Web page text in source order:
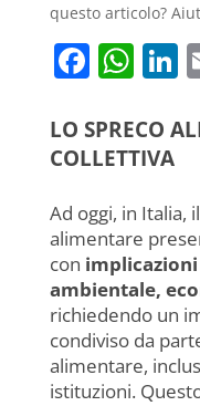
questo articolo?
F
c
e
b
o
o
k
W
at
s
A
p
p
k
n
LO SPRECO
COLLETTIVA
Ad oggi, in Italia,
alimentare
con
ambientale,
richiedendo un
condiviso da
alimentare,
istituzioni.